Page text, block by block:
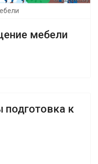
мебели
подготовка к